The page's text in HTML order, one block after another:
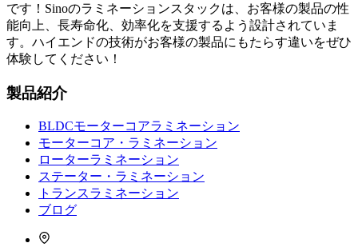
です！Sinoのラミネーションスタックは、お客様の製品の性
能向上、長寿命化、効率化を支援するよう設計されていま
す。ハイエンドの技術がお客様の製品にもたらす違いをぜひ
体験してください！
製品紹介
BLDCモーターコアラミネーション
モーターコア・ラミネーション
ローターラミネーション
ステーター・ラミネーション
トランスラミネーション
ブログ